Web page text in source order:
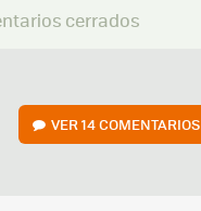
cerrados
VER14 COMENTARIOS